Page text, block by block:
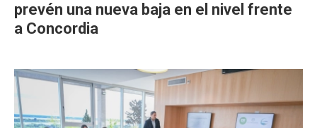
prevén una nueva baja en el nivel frente
a Concordia